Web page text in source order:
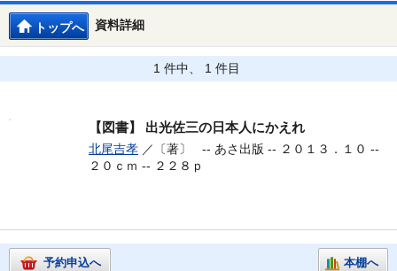
資料詳細
トップへ
1 件中、 1 件目
【図書】 出光佐三の日本人にかえれ
北尾吉孝 ／〔著〕 -- あさ出版 -- ２０１３．１０ --
２０ｃｍ -- ２２８ｐ
予約申込へ 本棚へ